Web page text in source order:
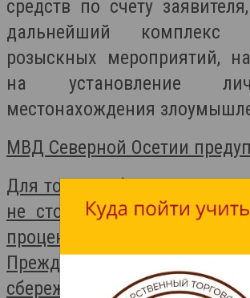
средств по счету
дальнейший комплекс
розыскных мероприятий,
на установление
местонахождения
МВД Северной Осетии
Для того, чтобы не потерять
не стоит доверять
процентов и
Прежде чем вкладывать
сбережения,